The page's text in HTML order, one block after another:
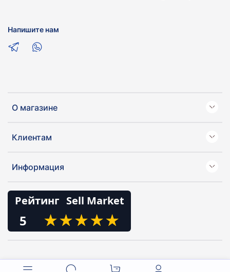
О магазине
Клиентам
Информация
Рейтинг Sell Market
5 ★
★★
★★
★★
★★
★
Напишите нам